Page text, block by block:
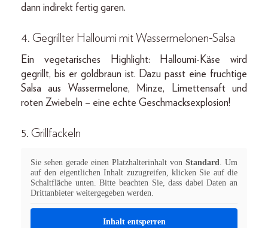
dann indirekt fertig garen.
4. Gegrillter Halloumi mit Wassermelonen-Salsa
Ein vegetarisches Highlight: Halloumi-Käse wird
gegrillt, bis er goldbraun ist. Dazu passt eine fruchtige
Salsa aus Wassermelone, Minze, Limettensaft und
roten Zwiebeln – eine echte Geschmacksexplosion!
5. Grillfackeln
Sie sehen gerade einen Platzhalterinhalt von Standard . Um
auf den eigentlichen Inhalt zuzugreifen, klicken Sie auf die
Schaltfläche unten. Bitte beachten Sie, dass dabei Daten an
Drittanbieter weitergegeben werden.
Inhalt entsperren